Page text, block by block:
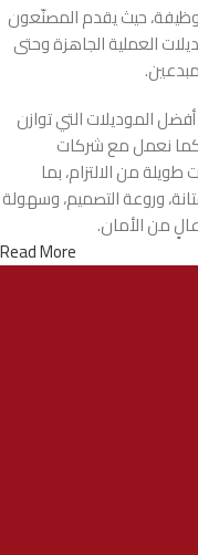
حيث يقدم المصنّعون
العملية الجاهزة وحتى
الموديلات التي توازن
كما نعمل مع شركات
من الالتزام، بما
وروعة التصميم، وسهولة
من الأمان.
Read More